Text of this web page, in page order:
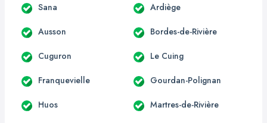
Sana Ardiège
Ausson Bordes-de-Rivière
Cuguron Le Cuing
Franquevielle Gourdan-Polignan
Huos Martres-de-Rivière